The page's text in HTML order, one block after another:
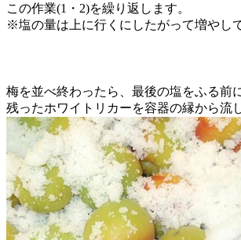
この作業(1・2)を繰り返します。
※塩の量は上に行くにしたがって増やし
梅を並べ終わったら、最後の塩をふる前
残ったホワイトリカーを容器の縁から流